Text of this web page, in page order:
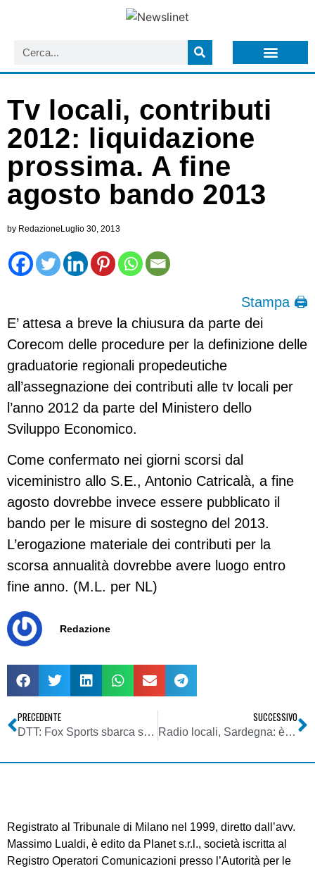
Tv locali, contributi
2012: liquidazione
prossima. A fine
agosto bando 2013
by RedazioneLuglio 30, 2013
Stampa 🖨
E’ attesa a breve la chiusura da parte dei
Corecom delle procedure per la definizione delle
graduatorie regionali propedeutiche
all’assegnazione dei contributi alle tv locali per
l’anno 2012 da parte del Ministero dello
Sviluppo Economico.
Come confermato nei giorni scorsi dal
viceministro allo S.E., Antonio Catricalà, a fine
agosto dovrebbe invece essere pubblicato il
bando per le misure di sostegno del 2013.
L’erogazione materiale dei contributi per la
scorsa annualità dovrebbe avere luogo entro
fine anno. (M.L. per NL)
Redazione
PRECEDENTE
DTT: Fox Sports sbarca su Mediaset Premium. Raggiunto l’accordo e si partirà il 17 agosto con la Premier League
SUCCESSIVO
Radio locali, Sardegna: è morto Piergiorgio Della Pina, fondatore di Radio Sound e Radio Mambo
Registrato al Tribunale di Milano nel 1999, diretto dall’avv.
Massimo Lualdi, è edito da Planet s.r.l., società iscritta al
Registro Operatori Comunicazioni presso l’Autorità per le